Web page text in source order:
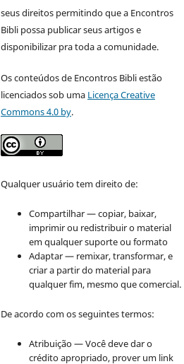
seus direitos permitindo que a Encontros
Bibli possa publicar seus artigos e
disponibilizar pra toda a comunidade.
Os conteúdos de Encontros Bibli estão
licenciados sob uma Licença Creative
Commons 4.0 by.
Qualquer usuário tem direito de:
Compartilhar — copiar, baixar,
imprimir ou redistribuir o material
em qualquer suporte ou formato
Adaptar — remixar, transformar, e
criar a partir do material para
qualquer fim, mesmo que comercial.
De acordo com os seguintes termos:
Atribuição — Você deve dar o
crédito apropriado, prover um link